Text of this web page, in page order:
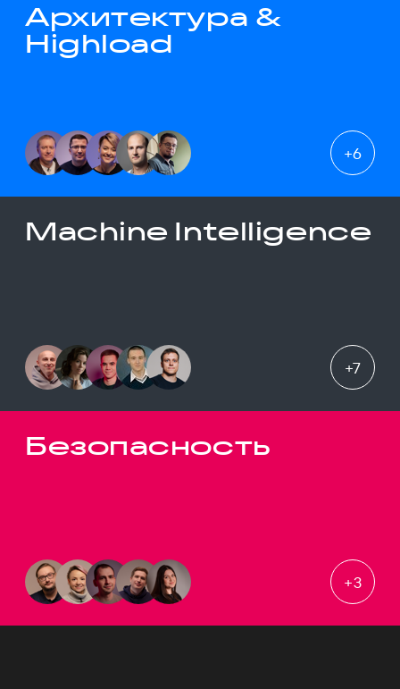
Архитектура &
Highload
+6
Machine Intelligence
+7
Безопасность
+3